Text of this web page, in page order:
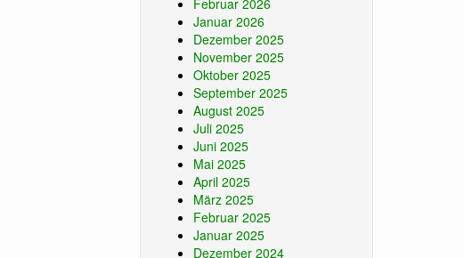
Februar 2026
Januar 2026
Dezember 2025
November 2025
Oktober 2025
September 2025
August 2025
Juli 2025
Juni 2025
Mai 2025
April 2025
März 2025
Februar 2025
Januar 2025
Dezember 2024